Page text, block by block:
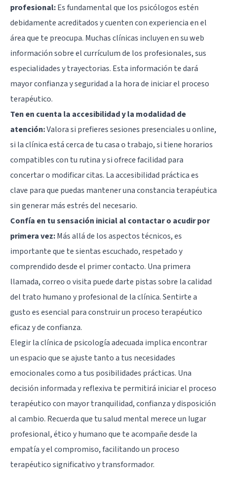
profesional:Es fundamental que los psicólogos estén
debidamente acreditados y cuenten con experiencia en el
área que te preocupa. Muchas clínicas incluyen en su web
información sobre el currículum de los profesionales, sus
especialidades y trayectorias. Esta información te dará
mayor confianza y seguridad a la hora de iniciar el proceso
terapéutico.
Ten en cuenta la accesibilidad y la modalidad de
atención:Valora si prefieres sesiones presenciales u online,
si la clínica está cerca de tu casa o trabajo, si tiene horarios
compatibles con tu rutina y si ofrece facilidad para
concertar o modificar citas. La accesibilidad práctica es
clave para que puedas mantener una constancia terapéutica
sin generar más estrés del necesario.
Confía en tu sensación inicial al contactar o acudir por
primera vez:Más allá de los aspectos técnicos, es
importante que te sientas escuchado, respetado y
comprendido desde el primer contacto. Una primera
llamada, correo o visita puede darte pistas sobre la calidad
del trato humano y profesional de la clínica. Sentirte a
gusto es esencial para construir un proceso terapéutico
eficaz y de confianza.
Elegir la clínica de psicología adecuada implica encontrar
un espacio que se ajuste tanto a tus necesidades
emocionales como a tus posibilidades prácticas. Una
decisión informada y reflexiva te permitirá iniciar el proceso
terapéutico con mayor tranquilidad, confianza y disposición
al cambio. Recuerda que tu salud mental merece un lugar
profesional, ético y humano que te acompañe desde la
empatía y el compromiso, facilitando un proceso
terapéutico significativo y transformador.